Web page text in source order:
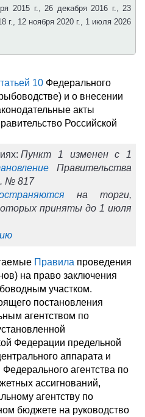
2015 г., 26 декабря 2016 г., 23
г., 12 ноября 2020 г., 1 июля 2026
10 Федерального
и о внесении
акты
Российской
Пункт 1 изменен с 1
Правительства
№ 817
на торги,
приняты до 1 июля
Правила проведения
на право заключения
участком.
постановления
агентством по
Федерации предельной
аппарата и
агентства по
ассигнований,
агентству по
бюджете на руководство